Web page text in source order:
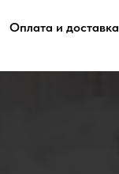
Оплата и доставка